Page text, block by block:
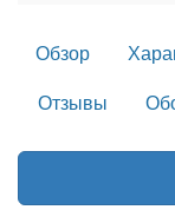
Обзор
Отзывы